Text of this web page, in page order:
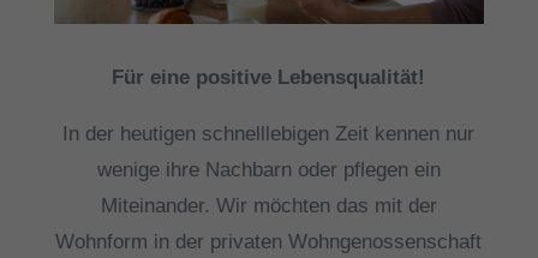
Für eine positive Lebensqualität!
In der heutigen schnelllebigen Zeit kennen nur
wenige ihre Nachbarn oder pflegen ein
Miteinander. Wir möchten das mit der
Wohnform in der privaten Wohngenossenschaft